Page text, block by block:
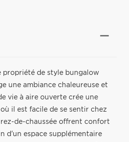
propriété de style bungalow
une ambiance chaleureuse et
vie à aire ouverte crée une
il est facile de se sentir chez
de-chaussée offrent confort
d'un espace supplémentaire